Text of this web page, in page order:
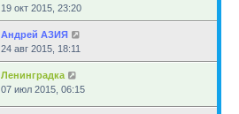
19 окт 2015, 23:20
Андрей АЗИЯ
24 авг 2015, 18:11
Ленинградка
07 июл 2015, 06:15